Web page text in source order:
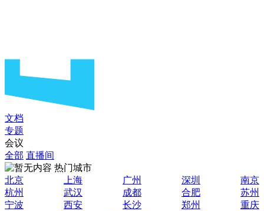
文档
专题
会议
全部 直播间
热门城市
北京
上海 广州 深圳
南京
杭州
武汉 成都 合肥
苏州
宁波
西安 长沙 郑州
重庆